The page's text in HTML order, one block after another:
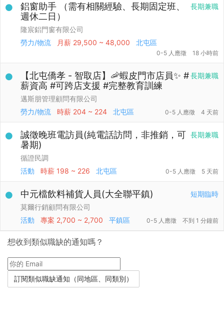
長期兼職
鋁窗助手 （需有相關經驗、長期固定班、
週休二日）
隆宸鋁門窗有限公司
勞力/物流
月薪 29,500 ~ 48,000 北屯區
0-5 人應徵 18 小時前
長期兼職
【北屯僑孝 - 智取店】🦐蝦皮門市店員✨ #
薪資高 #可跨店支援 #完整教育訓練
邁斯朋管理顧問有限公司
勞力/物流
時薪 204 ~ 224 北屯區 0-5 人應徵 4 天前
長期兼職
誠徵晚班電訪員(純電話訪問，非推銷，可
暑期)
循證民調
活動
時薪 198 ~ 226 北屯區 0-5 人應徵 5 天前
短期臨時
中元檔飲料補貨人員(大全聯平鎮)
莫爾行銷顧問有限公司
活動
專案 2,700 ~ 2,700 平鎮區 0-5 人應徵 不到 1 分鐘前
想收到類似職缺的通知嗎？